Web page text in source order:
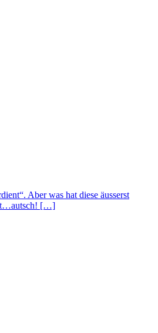
Aber was hat diese äusserst
[…]